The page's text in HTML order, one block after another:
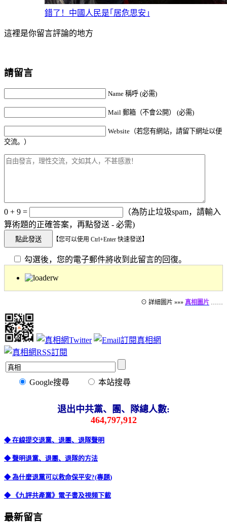
錯了！中國人民是｢居危思安｣
這裡是你留言評論的地方
請留言
Name 稱呼 (必需)
Mail 郵箱（不會公開） (必需)
Website（若您有網站，請留下網址以便
交流。）
0 + 9 =
（為防止垃圾spam，請輸入
算術題的正確答案，再點發送 - 必需)
【您可以使用 Ctrl+Enter 快速發送】
勾選後，您的電子郵件將收到此留言的回復。
⊙ 詳細圖片 »»» 真相圖片 ……
Google搜尋 本站搜尋
退出中共黨、團、隊總人數:
464,797,912
◆ 在線提交退黨、退團、退隊聲明
◆ 聲明退黨、退團、退隊的方法
◆ 為什麼退黨可以救命保平安?(專題)
◆ 《九評共產黨》電子書及視頻下載
最新留言